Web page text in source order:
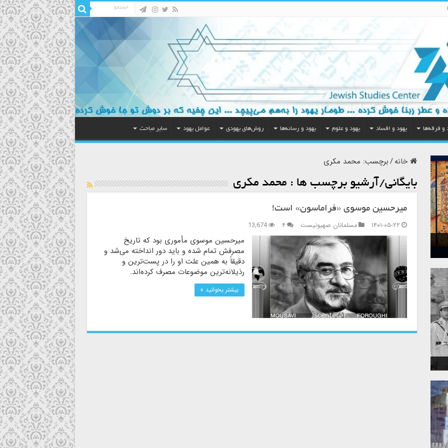
و فرقه‌ها یهود و افساد یهود و علوم یهود و رسانه‌ها روش‌های یهودی عوامل یهود سایر مباحث
خانه/برچسب: محمد مکری
بایگانی/آرشیو برچسب ها : محمد مکری
میرحسین موسوی «فراماسون» است!
۱۴۰۱-۰۵-۲۲
مسلمانان صهیونیست ۴ 13,674
میرحسین موسوی مأموری بود که تاریخ
مصرفش تمام شده و باید دور ‌انداخته می‌شد و
دقیقاً به همین علت او را در پست‌ترین و
رذیلانه‌ترین موضوعات مصرف کرده‌اند.
بیشتر بخوانید »